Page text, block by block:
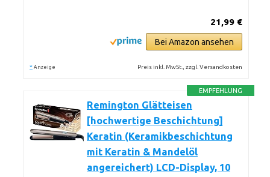
21,99 €
Bei Amazon ansehen
* Anzeige Preis inkl. MwSt., zzgl. Versandkosten
EMPFEHLUNG
Remington Glätteisen
[hochwertige Beschichtung]
Keratin (Keramikbeschichtung
mit Keratin & Mandelöl
angereichert) LCD-Display, 10